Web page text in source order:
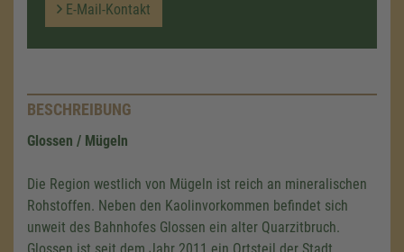
E-Mail-Kontakt
BESCHREIBUNG
Glossen / Mügeln
Die Region westlich von Mügeln ist reich an mineralischen
Roh­stoffen. Neben den Kaolinvorkommen befindet sich
unweit des Bahnhofes Glossen ein alter Quarzitbruch.